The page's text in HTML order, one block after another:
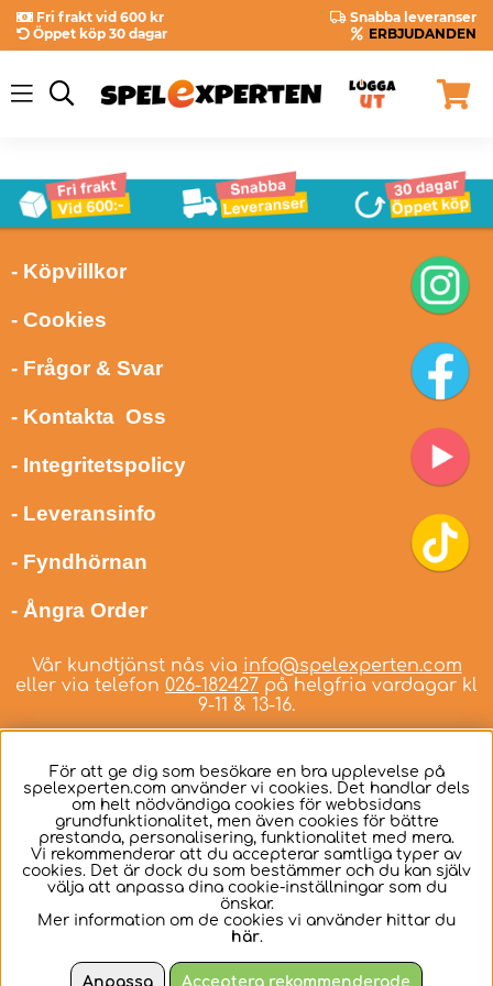
Fri frakt vid 600 kr
Snabba leveranser
Öppet köp 30 dagar
ERBJUDANDEN
- Köpvillkor
- Cookies
- Frågor & Svar
- Kontakta Oss
- Integritetspolicy
- Leveransinfo
- Fyndhörnan
- Ångra Order
Vår kundtjänst nås via info@spelexperten.com
eller via telefon 026-182427 på helgfria vardagar kl
9-11 & 13-16.
Svenska
För att ge dig som besökare en bra upplevelse på
spelexperten.com använder vi cookies. Det handlar dels
om helt nödvändiga cookies för webbsidans
grundfunktionalitet, men även cookies för bättre
prestanda, personalisering, funktionalitet med mera.
Vi rekommenderar att du accepterar samtliga typer av
cookies. Det är dock du som bestämmer och du kan själv
välja att anpassa dina cookie-inställningar som du
önskar.
Mer information om de cookies vi använder hittar du
här.
Anpassa Acceptera rekommenderade